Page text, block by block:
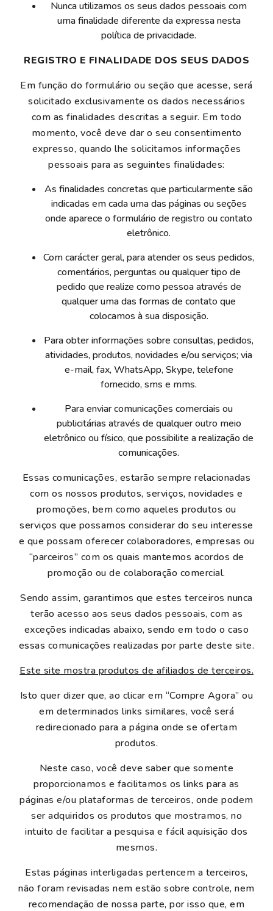
Nunca utilizamos os seus dados pessoais com
uma finalidade diferente da expressa nesta
política de privacidade.
REGISTRO E FINALIDADE DOS SEUS DADOS
Em função do formulário ou seção que acesse, será
solicitado exclusivamente os dados necessários
com as finalidades descritas a seguir. Em todo
momento, você deve dar o seu consentimento
expresso, quando lhe solicitamos informações
pessoais para as seguintes finalidades:
As finalidades concretas que particularmente são
indicadas em cada uma das páginas ou seções
onde aparece o formulário de registro ou contato
eletrônico.
Com carácter geral, para atender os seus pedidos,
comentários, perguntas ou qualquer tipo de
pedido que realize como pessoa através de
qualquer uma das formas de contato que
colocamos à sua disposição.
Para obter informações sobre consultas, pedidos,
atividades, produtos, novidades e/ou serviços; via
e-mail, fax, WhatsApp, Skype, telefone
fornecido, sms e mms.
Para enviar comunicações comerciais ou
publicitárias através de qualquer outro meio
eletrônico ou físico, que possibilite a realização de
comunicações.
Essas comunicações, estarão sempre relacionadas
com os nossos produtos, serviços, novidades e
promoções, bem como aqueles produtos ou
serviços que possamos considerar do seu interesse
e que possam oferecer colaboradores, empresas ou
“parceiros” com os quais mantemos acordos de
promoção ou de colaboração comercial.
Sendo assim, garantimos que estes terceiros nunca
terão acesso aos seus dados pessoais, com as
exceções indicadas abaixo, sendo em todo o caso
essas comunicações realizadas por parte deste site.
Este site mostra produtos de afiliados de terceiros.
Isto quer dizer que, ao clicar em “Compre Agora” ou
em determinados links similares, você será
redirecionado para a página onde se ofertam
produtos.
Neste caso, você deve saber que somente
proporcionamos e facilitamos os links para as
páginas e/ou plataformas de terceiros, onde podem
ser adquiridos os produtos que mostramos, no
intuito de facilitar a pesquisa e fácil aquisição dos
mesmos.
Estas páginas interligadas pertencem a terceiros,
não foram revisadas nem estão sobre controle, nem
recomendação de nossa parte, por isso que, em